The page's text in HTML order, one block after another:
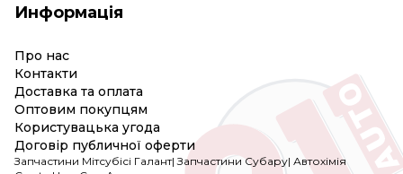
Информація
Про нас
Контакти
Доставка та оплата
Оптовим покупцям
Користувацька угода
Договір публичної оферти
Запчастини Мітсубісі Галант|Запчастини Субару| Автохімія